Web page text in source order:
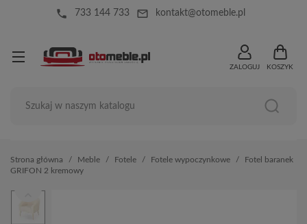
local_phone 733 144 733 mail_outline kontakt@otomeble.pl
ZALOGUJ KOSZYK
Strona główna Meble Fotele Fotele wypoczynkowe
Fotel baranek
GRIFON 2 kremowy